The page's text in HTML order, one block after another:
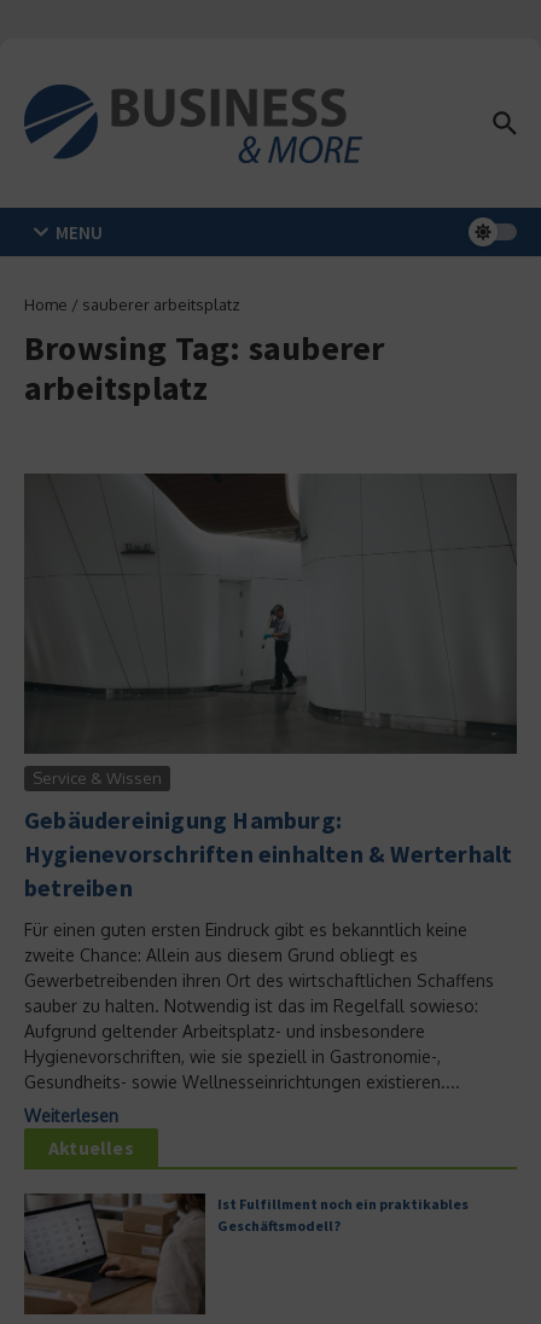
MENU
Home / sauberer arbeitsplatz
Browsing Tag: sauberer
arbeitsplatz
Service & Wissen
Gebäudereinigung Hamburg:
Hygienevorschriften einhalten & Werterhalt
betreiben
Für einen guten ersten Eindruck gibt es bekanntlich keine
zweite Chance: Allein aus diesem Grund obliegt es
Gewerbetreibenden ihren Ort des wirtschaftlichen Schaffens
sauber zu halten. Notwendig ist das im Regelfall sowieso:
Aufgrund geltender Arbeitsplatz- und insbesondere
Hygienevorschriften, wie sie speziell in Gastronomie-,
Gesundheits- sowie Wellnesseinrichtungen existieren....
Weiterlesen
Aktuelles
Ist Fulfillment noch ein praktikables
Geschäftsmodell?